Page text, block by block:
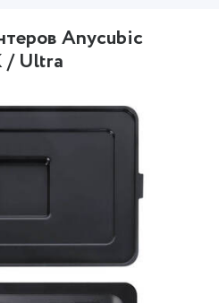
Anycubic
/ Ultra